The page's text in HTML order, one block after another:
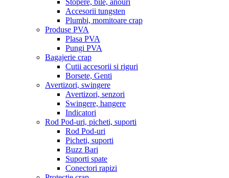
Stopere, bile, anouri
Accesorii tungsten
Plumbi, momitoare crap
Produse PVA
Plasa PVA
Pungi PVA
Bagajerie crap
Cutii accesorii si riguri
Borsete, Genti
Avertizori, swingere
Avertizori, senzori
Swingere, hangere
Indicatori
Rod Pod-uri, picheti, suporti
Rod Pod-uri
Picheti, suporti
Buzz Bari
Suporti spate
Conectori rapizi